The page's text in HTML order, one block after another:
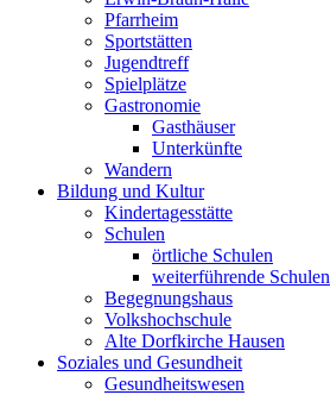
Pfarrheim
Sportstätten
Jugendtreff
Spielplätze
Gastronomie
Gasthäuser
Unterkünfte
Wandern
Bildung und Kultur
Kindertagesstätte
Schulen
örtliche Schulen
weiterführende Schulen
Begegnungshaus
Volkshochschule
Alte Dorfkirche Hausen
Soziales und Gesundheit
Gesundheitswesen